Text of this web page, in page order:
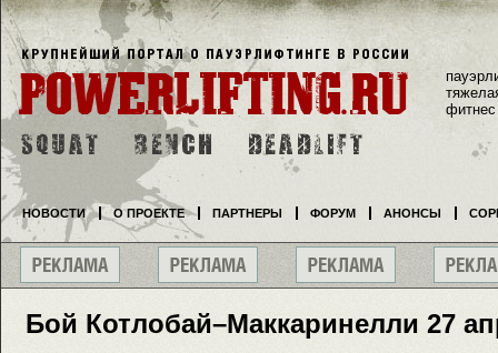
Бой Котлобай–Маккаринелли 27
фитнес
НОВОСТИ О ПРОЕКТЕ ПАРТНЕРЫ ФОРУМ АНОНСЫ